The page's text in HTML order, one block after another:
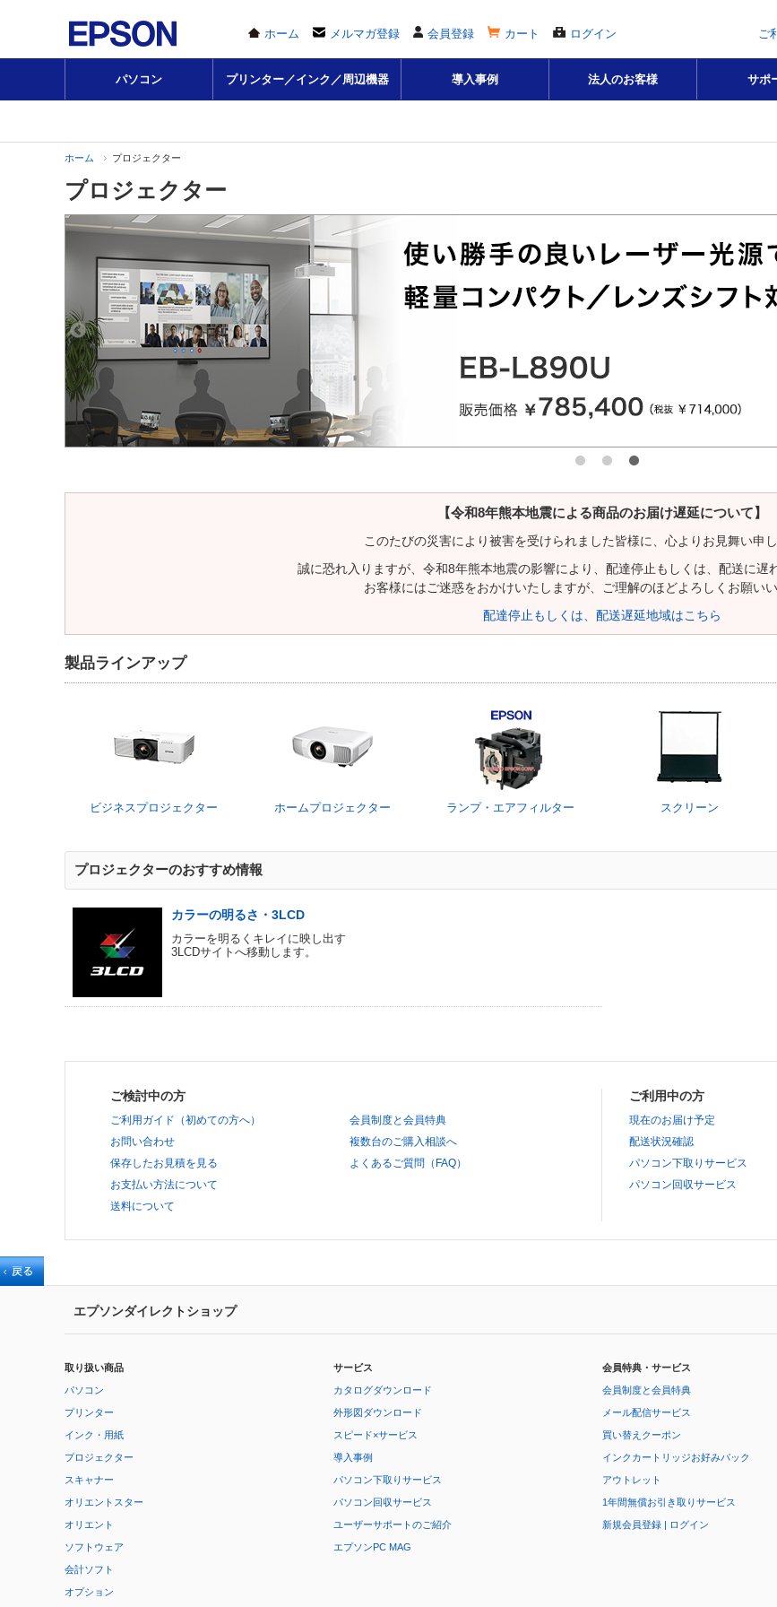
ホーム メルマガ登録 会員登録 カート ログイン ご
パソコン プリンター／インク／周辺機器 導入事例 法人のお客様 サポ
ホーム プロジェクター
プロジェクター
【令和8年熊本地震による商品のお届け遅延について】
このたびの災害により被害を受けられました皆様に、心よりお見舞い申し
誠に恐れ入りますが、令和8年熊本地震の影響により、配達停止もしくは、配送に遅
お客様にはご迷惑をおかけいたしますが、ご理解のほどよろしくお願いい
配達停止もしくは、配送遅延地域はこちら
製品ラインアップ
ビジネスプロジェクター ホームプロジェクター ランプ・エアフィルター スクリーン
プロジェクターのおすすめ情報
カラーの明るさ・3LCD
カラーを明るくキレイに映し出す
3LCDサイトへ移動します。
ご検討中の方
ご利用ガイド（初めての方へ）
お問い合わせ
保存したお見積を見る
お支払い方法について
送料について
会員制度と会員特典
複数台のご購入相談へ
よくあるご質問（FAQ）
ご利用中の方
現在のお届け予定
配送状況確認
パソコン下取りサービス
パソコン回収サービス
エプソンダイレクトショップ
取り扱い商品
パソコン
プリンター
インク・用紙
プロジェクター
スキャナー
オリエントスター
オリエント
ソフトウェア
会計ソフト
オプション
サービス
カタログダウンロード
外形図ダウンロード
スピード×サービス
導入事例
パソコン下取りサービス
パソコン回収サービス
ユーザーサポートのご紹介
エプソンPC MAG
会員特典・サービス
会員制度と会員特典
メール配信サービス
買い替えクーポン
インクカートリッジお好みパック
アウトレット
1年間無償お引き取りサービス
新規会員登録 | ログイン